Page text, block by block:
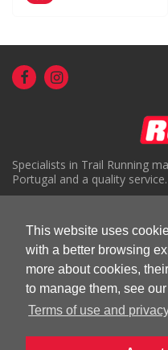
This website uses
with a better browsing
more about cookies,
to manage them, see our
Terms of use and
Specialists in Trail Running
Portugal and a quality service.
( +351) 918816191
geral@run.pt
CATEGORIES
APOIO AO CLIENTE